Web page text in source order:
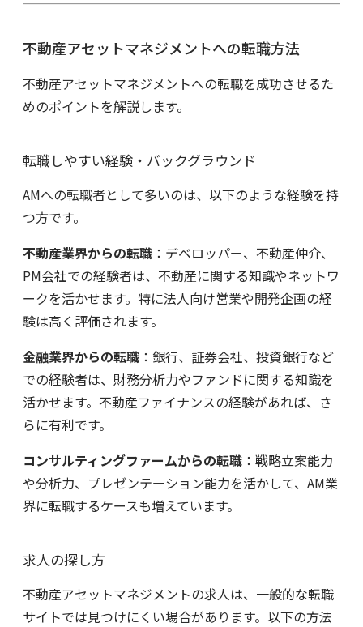
不動産アセットマネジメントへの転職方法
不動産アセットマネジメントへの転職を成功させるた
めのポイントを解説します。
転職しやすい経験・バックグラウンド
AMへの転職者として多いのは、以下のような経験を持
つ方です。
不動産業界からの転職 ：デベロッパー、不動産仲介、
PM会社での経験者は、不動産に関する知識やネットワ
ークを活かせます。特に法人向け営業や開発企画の経
験は高く評価されます。
金融業界からの転職 ：銀行、証券会社、投資銀行など
での経験者は、財務分析力やファンドに関する知識を
活かせます。不動産ファイナンスの経験があれば、さ
らに有利です。
コンサルティングファームからの転職 ：戦略立案能力
や分析力、プレゼンテーション能力を活かして、AM業
界に転職するケースも増えています。
求人の探し方
不動産アセットマネジメントの求人は、一般的な転職
サイトでは見つけにくい場合があります。以下の方法